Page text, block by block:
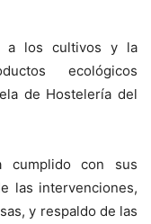
a los cultivos y la
ecológicos
de Hostelería del
cumplido con sus
las intervenciones,
y respaldo de las